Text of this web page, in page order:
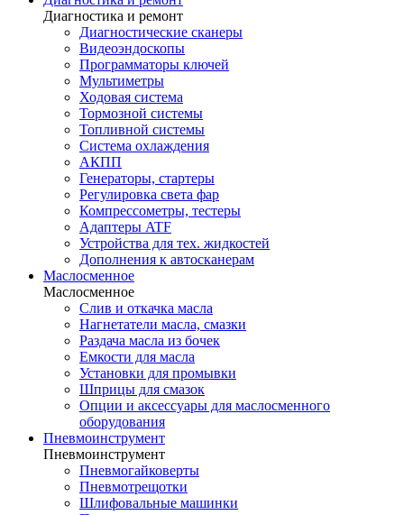
Диагностика и ремонт
Диагностические сканеры
Видеоэндоскопы
Программаторы ключей
Мультиметры
Ходовая система
Тормозной системы
Топливной системы
Система охлаждения
АКПП
Генераторы, стартеры
Регулировка света фар
Компрессометры, тестеры
Адаптеры ATF
Устройства для тех. жидкостей
Дополнения к автосканерам
Маслосменное
Маслосменное
Слив и откачка масла
Нагнетатели масла, смазки
Раздача масла из бочек
Емкости для масла
Установки для промывки
Шприцы для смазок
Опции и аксессуары для маслосменного
оборудования
Пневмоинструмент
Пневмоинструмент
Пневмогайковерты
Пневмотрещотки
Шлифовальные машинки